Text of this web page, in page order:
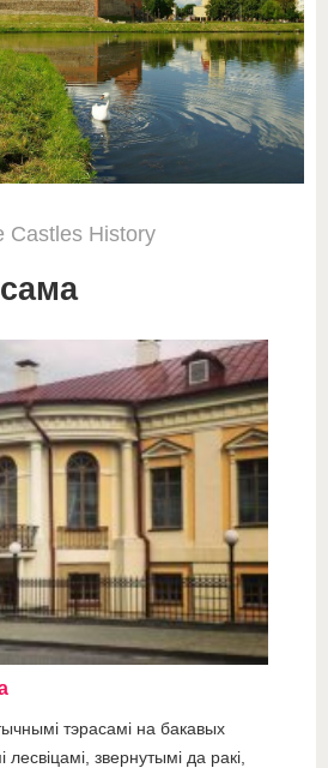
Castles History
тэрасамі на бакавых
звернутымі да ракі,